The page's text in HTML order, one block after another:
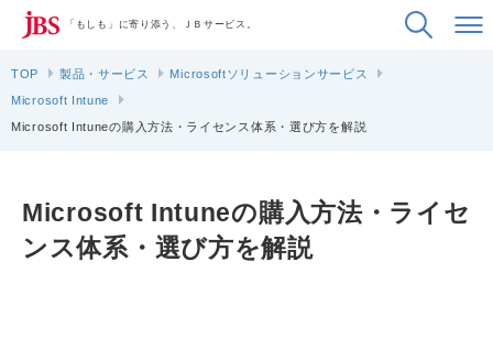
「もしも」に寄り添う、ＪＢサービス。
TOP 製品・サービス
Microsoftソリューションサービス
Microsoft Intune
Microsoft Intuneの購入方法・ライセンス体系・選び方を解説
Microsoft Intuneの購入方法・ライセ
ンス体系・選び方を解説